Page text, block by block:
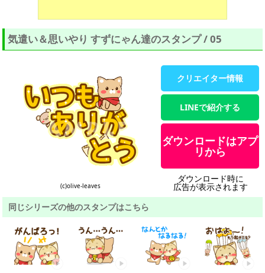
気遣い＆思いやり すずにゃん達のスタンプ / 05
(c)olive-leaves
クリエイター情報
LINEで紹介する
ダウンロードはアプ
リから
ダウンロード時に
広告が表示されます
同じシリーズの他のスタンプはこちら